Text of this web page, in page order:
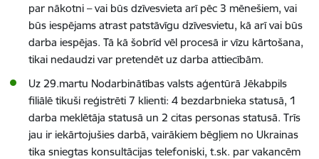
par nākotni – vai būs dzīvesvieta arī pēc 3 mēnešiem, vai
būs iespējams atrast patstāvīgu dzīvesvietu, kā arī vai būs
darba iespējas. Tā kā šobrīd vēl procesā ir vīzu kārtošana,
tikai nedaudzi var pretendēt uz darba attiecībām.
Uz 29.martu Nodarbinātības valsts aģentūrā Jēkabpils
filiālē tikuši reģistrēti 7 klienti: 4 bezdarbnieka statusā, 1
darba meklētāja statusā un 2 citas personas statusā. Trīs
jau ir iekārtojušies darbā, vairākiem bēgļiem no Ukrainas
tika sniegtas konsultācijas telefoniski, t.sk. par vakancēm